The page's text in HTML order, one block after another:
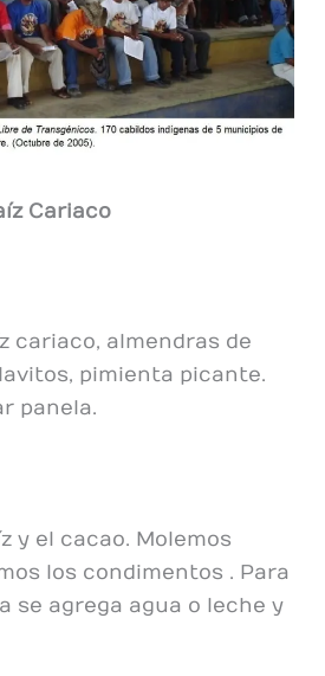
Cariaco
cariaco, almendras de
pimienta picante.
panela.
y el cacao. Molemos
los condimentos . Para
se agrega agua o leche y